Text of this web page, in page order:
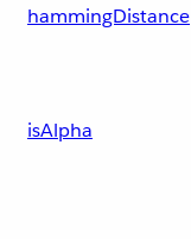
hammingDistance
isAlpha